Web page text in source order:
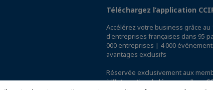
Téléchargez l’application
Accélérez votre business grâce
d'entreprises françaises dans 95
000 entreprises | 4 000
avantages exclusifs
Réservée exclusivement aux
à l'International,découvrez l'app